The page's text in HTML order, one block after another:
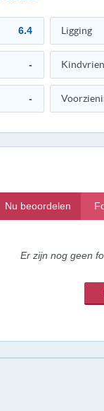
6.4 Ligging
-
-
Nu beoordelen
Er zijn nog geen